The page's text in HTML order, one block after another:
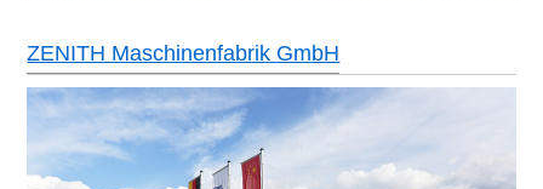
ZENITH Maschinenfabrik GmbH